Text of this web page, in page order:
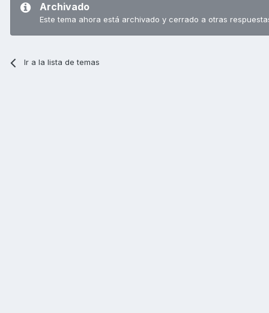
Archivado
Este tema ahora está archivado y cerrado a otras
Ir a la lista de temas